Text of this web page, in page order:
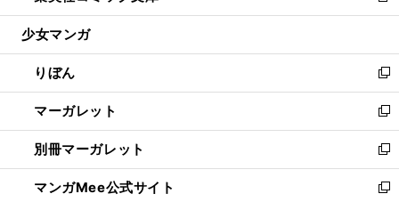
開
ウ
開
く
ン
ウ
で
開
く
ウ
ン
ド
ウ
で
開
く
し
ウ
ィ
ン
ド
ウ
で
開
く
少女マンガ
りぼん
新
し
い
ウ
ィ
ン
ド
マーガレット
新
し
い
ウ
ィ
別冊マーガレット
新
し
い
マンガMee公式サイト 新